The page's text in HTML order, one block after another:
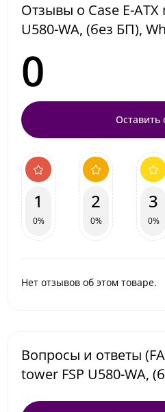
Отзывы о Case E-ATX
U580-WA, (без БП),
0
Оставить
1
0%
2
0%
3
0%
Нет отзывов об этом товаре.
Вопросы и ответы
tower FSP U580-WA,